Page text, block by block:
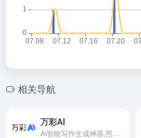
相关导航
万彩AI